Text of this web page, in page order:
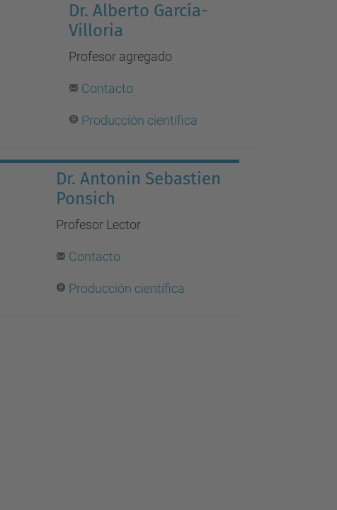
Dr. Alberto García-
Villoria
Profesor agregado
Contacto
Producción científica
Dr. Antonin Sebastien
Ponsich
Profesor Lector
Contacto
Producción científica